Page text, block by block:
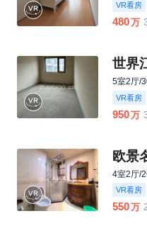
VR看房
480万
世界
5室2厅/
VR看房
950万
欧景
4室2厅/
VR看房
550万